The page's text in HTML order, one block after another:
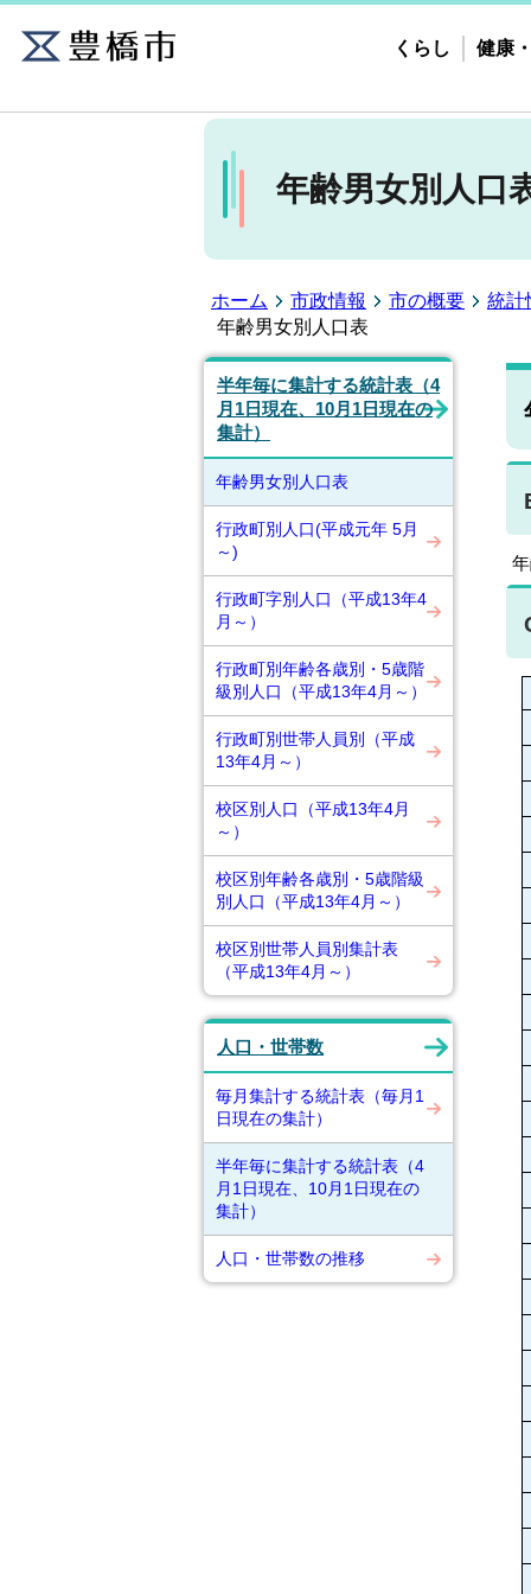
くらし 健康
年齢男女別人口
ホーム 市政情報 市の概要 統計
年齢男女別人口表
半年毎に集計する統計表（4
月1日現在、10月1日現在の
集計）
年齢男女別人口表
行政町別人口(平成元年 5月
～)
行政町字別人口（平成13年4
月～）
行政町別年齢各歳別・5歳階
級別人口（平成13年4月～）
行政町別世帯人員別（平成
13年4月～）
校区別人口（平成13年4月
～）
校区別年齢各歳別・5歳階級
別人口（平成13年4月～）
校区別世帯人員別集計表
（平成13年4月～）
人口・世帯数
毎月集計する統計表（毎月1
日現在の集計）
半年毎に集計する統計表（4
月1日現在、10月1日現在の
集計）
人口・世帯数の推移